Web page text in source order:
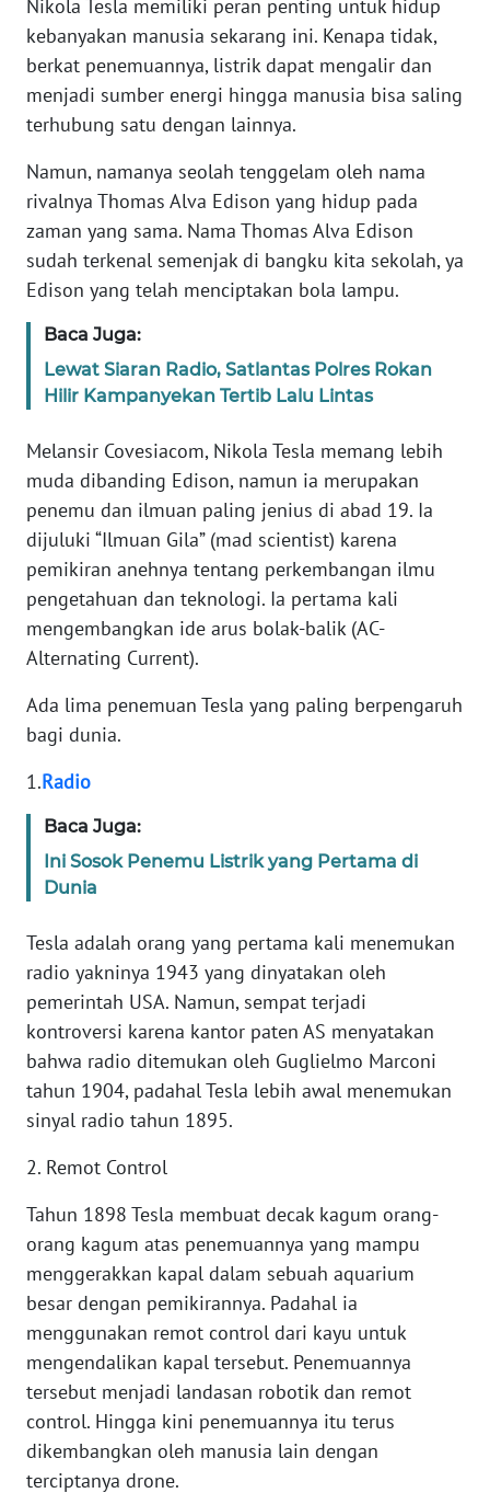
Nikola Tesla memiliki peran penting untuk hidup
kebanyakan manusia sekarang ini. Kenapa tidak,
berkat penemuannya, listrik dapat mengalir dan
menjadi sumber energi hingga manusia bisa saling
terhubung satu dengan lainnya.
Namun, namanya seolah tenggelam oleh nama
rivalnya Thomas Alva Edison yang hidup pada
zaman yang sama. Nama Thomas Alva Edison
sudah terkenal semenjak di bangku kita sekolah, ya
Edison yang telah menciptakan bola lampu.
Baca Juga:
Lewat Siaran Radio, Satlantas Polres Rokan
Hilir Kampanyekan Tertib Lalu Lintas
Melansir Covesiacom, Nikola Tesla memang lebih
muda dibanding Edison, namun ia merupakan
penemu dan ilmuan paling jenius di abad 19. Ia
dijuluki “Ilmuan Gila” (mad scientist) karena
pemikiran anehnya tentang perkembangan ilmu
pengetahuan dan teknologi. Ia pertama kali
mengembangkan ide arus bolak-balik (AC-
Alternating Current).
Ada lima penemuan Tesla yang paling berpengaruh
bagi dunia.
1.Radio
Baca Juga:
Ini Sosok Penemu Listrik yang Pertama di
Dunia
Tesla adalah orang yang pertama kali menemukan
radio yakninya 1943 yang dinyatakan oleh
pemerintah USA. Namun, sempat terjadi
kontroversi karena kantor paten AS menyatakan
bahwa radio ditemukan oleh Guglielmo Marconi
tahun 1904, padahal Tesla lebih awal menemukan
sinyal radio tahun 1895.
2. Remot Control
Tahun 1898 Tesla membuat decak kagum orang-
orang kagum atas penemuannya yang mampu
menggerakkan kapal dalam sebuah aquarium
besar dengan pemikirannya. Padahal ia
menggunakan remot control dari kayu untuk
mengendalikan kapal tersebut. Penemuannya
tersebut menjadi landasan robotik dan remot
control. Hingga kini penemuannya itu terus
dikembangkan oleh manusia lain dengan
terciptanya drone.
Informasi
INDEKS
BERITA
KONTAK
KAMI
INFO
IKLAN
TENTANG
KAMI
MEDIA
DISCLAIMER
Wahana
Regional
SUMUT
WN
JABAR
WN
BANTEN
WN
KEPRI
WN
PAPUA
WN
PAPUA
BARAT
WN